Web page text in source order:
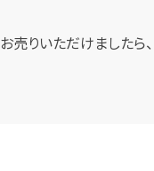
お売りいただけましたら